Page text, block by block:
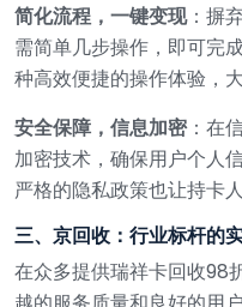
简化流程，一键变现：摒
需简单几步操作，即可完
种高效便捷的操作体验，
安全保障，信息加密：在
加密技术，确保用户个人
严格的隐私政策也让持卡
三、京回收：行业标杆的
在众多提供瑞祥卡回收98